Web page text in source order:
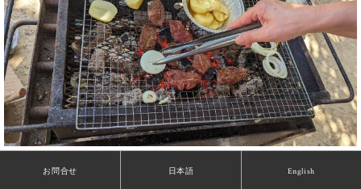
お問合せ 日本語 English